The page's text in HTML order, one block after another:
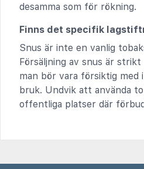
desamma som för rökning.
Finns det specifik
Snus är inte en vanlig
Försäljning av snus är
man bör vara försiktig
bruk. Undvik att använda
offentliga platser där